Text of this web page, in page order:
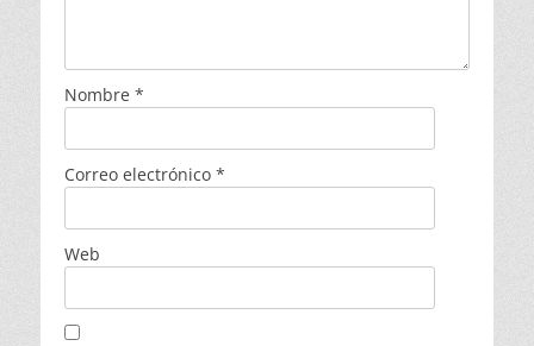
Nombre *
Correo electrónico *
Web